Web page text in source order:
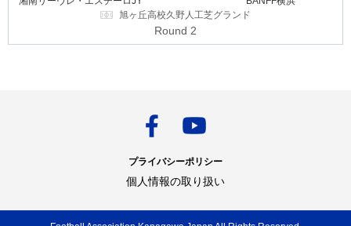
旭ヶ丘高校久野人工芝グランド
Round 2
プライバシーポリシー
個人情報の取り扱い